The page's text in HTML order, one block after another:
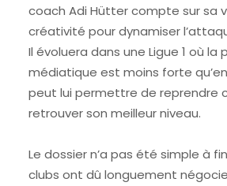
coach Adi Hütter compte sur sa
créativité pour dynamiser
Il évoluera dans une Ligue 1 où la
médiatique est moins forte
peut lui permettre de reprendre
retrouver son meilleur niveau.
Le dossier n’a pas été simple à
clubs ont dû longuement